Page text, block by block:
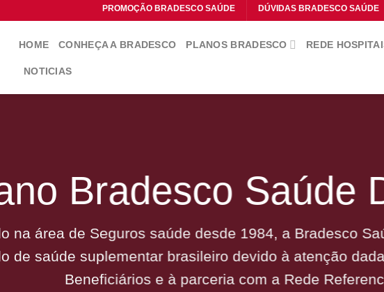
PROMOÇÃO BRADESCO SAÚDE DÚVIDAS BRADESCO SAÚDE
HOME CONHEÇA A BRADESCO PLANOS BRADESCO REDE
NOTICIAS
Bradesco Saúde
na área de Seguros saúde desde 1984, a Bradesco
de saúde suplementar brasileiro devido à atenção
Beneficiários e à parceria com a Rede